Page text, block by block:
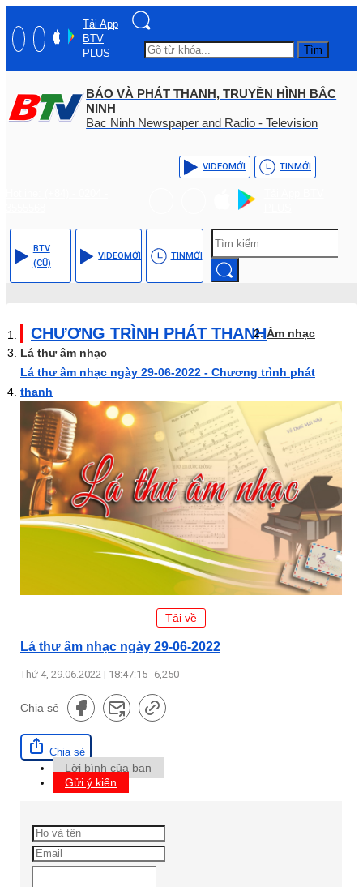
Tải App
BTV
PLUS
Tìm
BÁO VÀ PHÁT THANH, TRUYỀN HÌNH BẮC
NINH
Bac Ninh Newspaper and Radio - Television
VIDEOMỚI TINMỚI
BTV
(CŨ)
VIDEOMỚI TINMỚI
CHƯƠNG TRÌNH PHÁT THANHÂm nhạc
Lá thư âm nhạc
Lá thư âm nhạc ngày 29-06-2022 - Chương trình phát
thanh
Tải về
Lá thư âm nhạc ngày 29-06-2022
Thứ 4, 29.06.2022 | 18:47:15 6,250
Chia sẻ
Chia sẻ
Lời bình của bạn
Gửi ý kiến